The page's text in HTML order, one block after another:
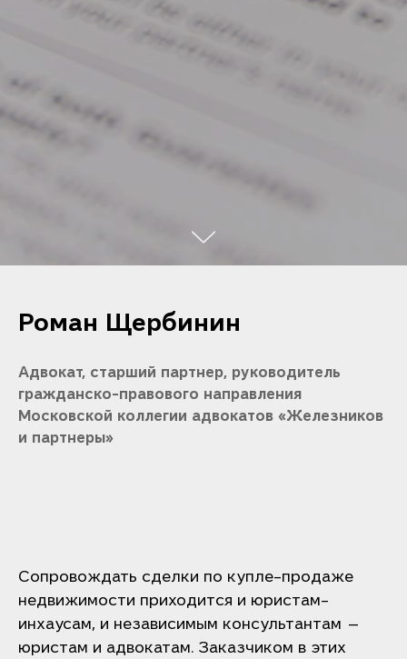
Роман Щербинин
Адвокат, старший партнер, руководитель
гражданско-правового направления
Московской коллегии адвокатов «Железников
и партнеры»
Сопровождать сделки по купле-продаже
недвижимости приходится и юристам-
инхаусам, и независимым консультантам —
юристам и адвокатам. Заказчиком в этих